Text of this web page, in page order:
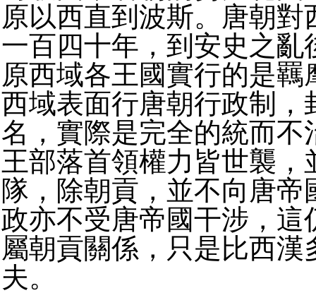
原以西直到波斯。唐朝對
一百四十年，到安史之亂
原西域各王國實行的是羈
西域表面行唐朝行政制，
名，實際是完全的統而不
王部落首領權力皆世襲，
隊，除朝貢，並不向唐帝
政亦不受唐帝國干涉，這
屬朝貢關係，只是比西漢
夫。